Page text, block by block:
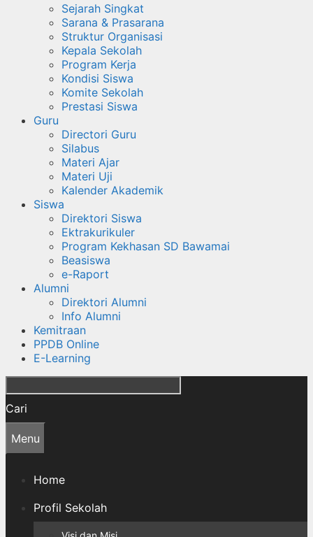
Sejarah Singkat
Sarana & Prasarana
Struktur Organisasi
Kepala Sekolah
Program Kerja
Kondisi Siswa
Komite Sekolah
Prestasi Siswa
Guru
Directori Guru
Silabus
Materi Ajar
Materi Uji
Kalender Akademik
Siswa
Direktori Siswa
Ektrakurikuler
Program Kekhasan SD Bawamai
Beasiswa
e-Raport
Alumni
Direktori Alumni
Info Alumni
Kemitraan
PPDB Online
E-Learning
Cari
Menu
Home
Profil Sekolah